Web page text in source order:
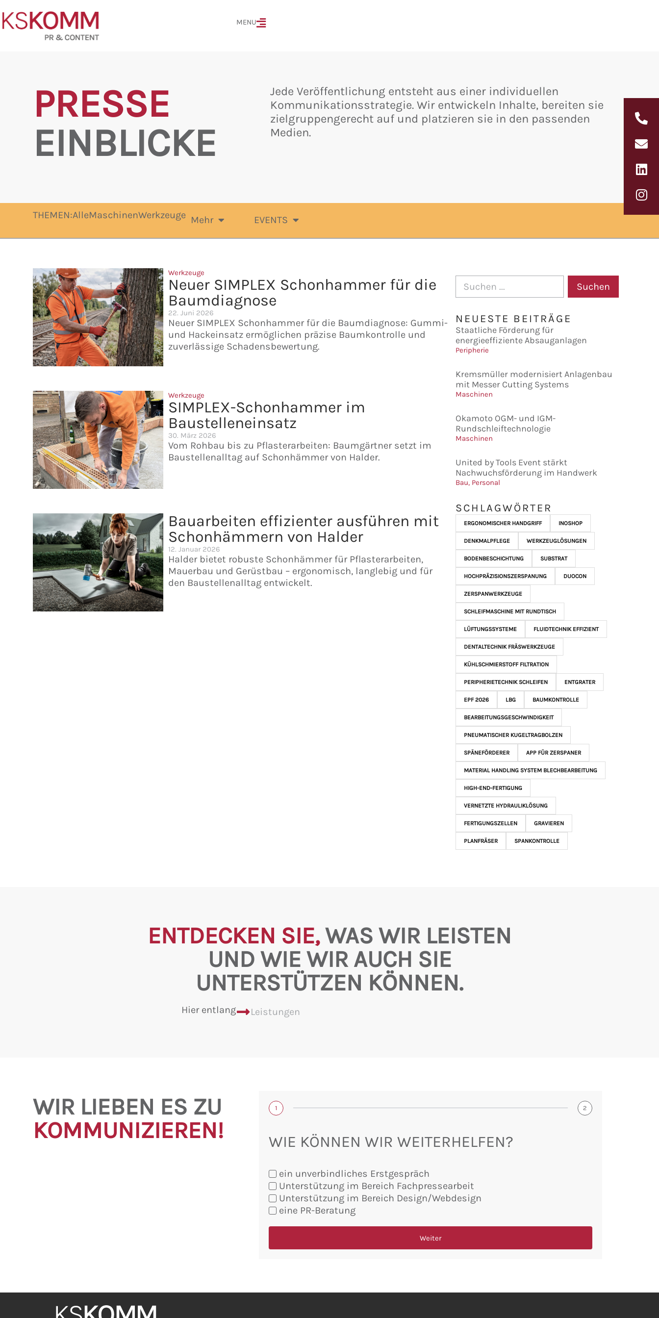
MENU MENÜ
PRESSE
EINBLICKE
Jede Veröffentlichung entsteht aus einer individuellen
Kommunikationsstrategie. Wir entwickeln Inhalte, bereiten sie
zielgruppengerecht auf und platzieren sie in den passenden
Medien.
THEMEN:AlleMaschinenWerkzeuge Mehr EVENTS
Werkzeuge
Neuer SIMPLEX Schonhammer für die
Baumdiagnose
22. Juni 2026
Neuer SIMPLEX Schonhammer für die Baumdiagnose: Gummi-
und Hackeinsatz ermöglichen präzise Baumkontrolle und
zuverlässige Schadensbewertung.
Werkzeuge
SIMPLEX-Schonhammer im
Baustelleneinsatz
30. März 2026
Vom Rohbau bis zu Pflasterarbeiten: Baumgärtner setzt im
Baustellenalltag auf Schonhämmer von Halder.
Bauarbeiten effizienter ausführen mit
Schonhämmern von Halder
12. Januar 2026
Halder bietet robuste Schonhämmer für Pflasterarbeiten,
Mauerbau und Gerüstbau – ergonomisch, langlebig und für
den Baustellenalltag entwickelt.
Suchen
NEUESTE BEITRÄGE
Staatliche Förderung für
energieeffiziente Absauganlagen
Peripherie
Kremsmüller modernisiert Anlagenbau
mit Messer Cutting Systems
Maschinen
Okamoto OGM- und IGM-
Rundschleiftechnologie
Maschinen
United by Tools Event stärkt
Nachwuchsförderung im Handwerk
Bau, Personal
SCHLAGWÖRTER
ERGONOMISCHER HANDGRIFF INOSHOP
DENKMALPFLEGE WERKZEUGLÖSUNGEN
BODENBESCHICHTUNG SUBSTRAT
HOCHPRÄZISIONSZERSPANUNG DUOCON
ZERSPANWERKZEUGE
SCHLEIFMASCHINE MIT RUNDTISCH
LÜFTUNGSSYSTEME FLUIDTECHNIK EFFIZIENT
DENTALTECHNIK FRÄSWERKZEUGE
KÜHLSCHMIERSTOFF FILTRATION
PERIPHERIETECHNIK SCHLEIFEN ENTGRATER
EPF 2026 LBG BAUMKONTROLLE
BEARBEITUNGSGESCHWINDIGKEIT
PNEUMATISCHER KUGELTRAGBOLZEN
SPÄNEFÖRDERER APP FÜR ZERSPANER
MATERIAL HANDLING SYSTEM BLECHBEARBEITUNG
HIGH-END-FERTIGUNG
VERNETZTE HYDRAULIKLÖSUNG
FERTIGUNGSZELLEN GRAVIEREN
PLANFRÄSER SPANKONTROLLE
ENTDECKEN SIE,WAS WIR LEISTEN
UND WIE WIR AUCH SIE
UNTERSTÜTZEN KÖNNEN.
Hier entlang Leistungen
WIR LIEBEN ES ZU
KOMMUNIZIEREN!
1 2
WIE KÖNNEN WIR WEITERHELFEN?
Sie
möchten:
ein unverbindliches Erstgespräch
Unterstützung im Bereich Fachpressearbeit
Unterstützung im Bereich Design/Webdesign
eine PR-Beratung
Weiter